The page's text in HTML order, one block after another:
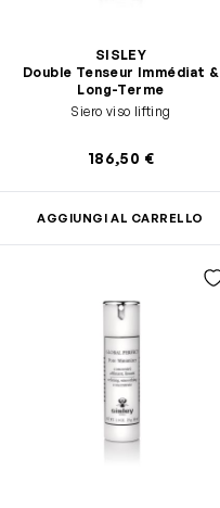
SISLEY
Double Tenseur Immédiat &
Long-Terme
Siero viso lifting
186,50 €
AGGIUNGI AL CARRELLO